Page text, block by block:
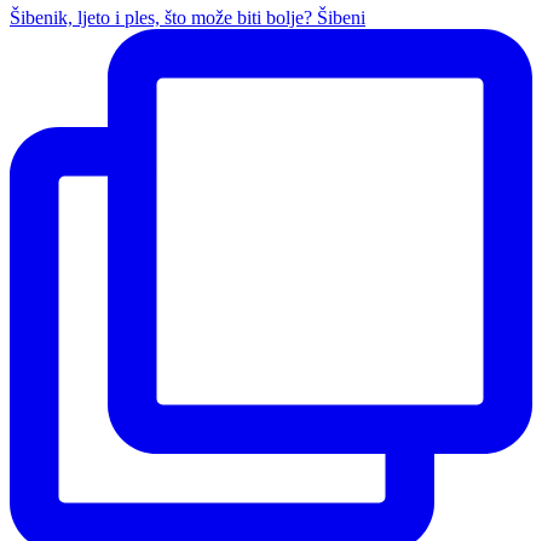
Šibenik, ljeto i ples, što može biti bolje? Šibeni